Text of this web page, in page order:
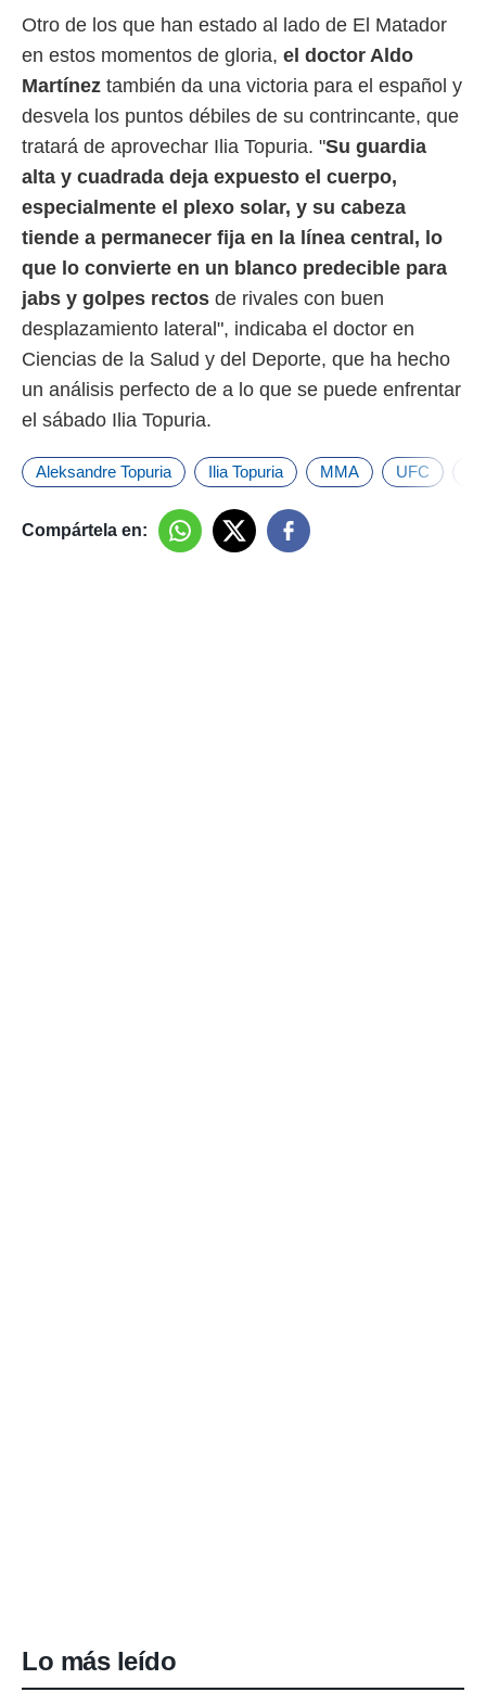
Otro de los que han estado al lado de El Matador
en estos momentos de gloria, el doctor Aldo
Martínez también da una victoria para el español y
desvela los puntos débiles de su contrincante, que
tratará de aprovechar Ilia Topuria. "Su guardia
alta y cuadrada deja expuesto el cuerpo,
especialmente el plexo solar, y su cabeza
tiende a permanecer fija en la línea central, lo
que lo convierte en un blanco predecible para
jabs y golpes rectos de rivales con buen
desplazamiento lateral", indicaba el doctor en
Ciencias de la Salud y del Deporte, que ha hecho
un análisis perfecto de a lo que se puede enfrentar
el sábado Ilia Topuria.
Aleksandre Topuria Ilia Topuria MMA UFC
Compártela en:
Lo más leído